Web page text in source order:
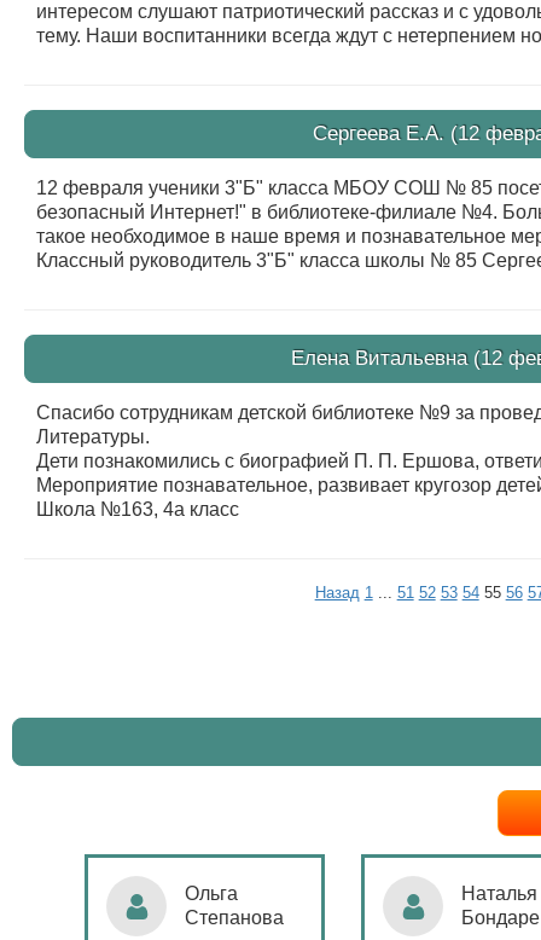
интересом слушают патриотический рассказ и с
тему. Наши воспитанники всегда ждут с нетерпением
Сергеева Е.А. (12
12 февраля ученики 3"Б" класса МБОУ СОШ № 85
безопасный Интернет!" в библиотеке-филиале №4.
такое необходимое в наше время и познавательное
Классный руководитель 3"Б" класса школы № 85
Елена Витальевна (12
Спасибо сотрудникам детской библиотеке №9 за
Литературы.
Дети познакомились с биографией П. П. Ершова,
Мероприятие познавательное, развивает кругозор
Школа №163, 4а класс
Назад 1 ... 51 52 53 54 55 56
Ольга
Степанова
Наталья